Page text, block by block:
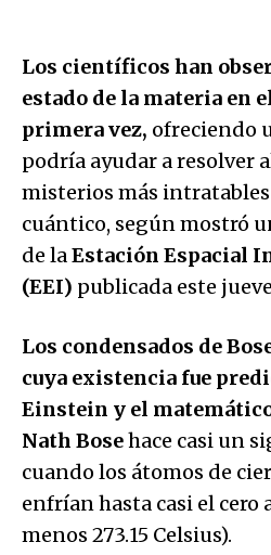
Los científicos han
estado de la materia en
primera vez, ofreciendo
podría ayudar a resolver
misterios más
cuántico, según mostró
de laEstación Espacial
(EEI) publicada este
Los condensados de
cuya existencia fue
Einstein y el
Nath Bosehace casi un
cuando los átomos de
enfrían hasta casi el cero
menos 273.15 Celsius).